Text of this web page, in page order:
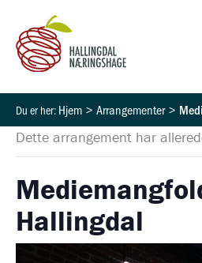
innholdet
Hjem Arrangementer
Dette arrangement har
Hallingdal